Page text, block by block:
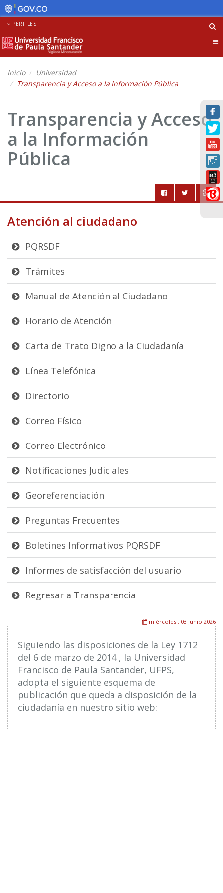
PERFILES
Inicio
Universidad
Transparencia y Acceso a la Información Pública
Transparencia y Acceso
a la Información
Pública
Atención al ciudadano
PQRSDF
Trámites
Manual de Atención al Ciudadano
Horario de Atención
Carta de Trato Digno a la Ciudadanía
Línea Telefónica
Directorio
Correo Físico
Correo Electrónico
Notificaciones Judiciales
Georeferenciación
Preguntas Frecuentes
Boletines Informativos PQRSDF
Informes de satisfacción del usuario
Regresar a Transparencia
miércoles , 03 junio 2026
Siguiendo las disposiciones de la Ley 1712
del 6 de marzo de 2014 , la Universidad
Francisco de Paula Santander, UFPS,
adopta el siguiente esquema de
publicación que queda a disposición de la
ciudadanía en nuestro sitio web: